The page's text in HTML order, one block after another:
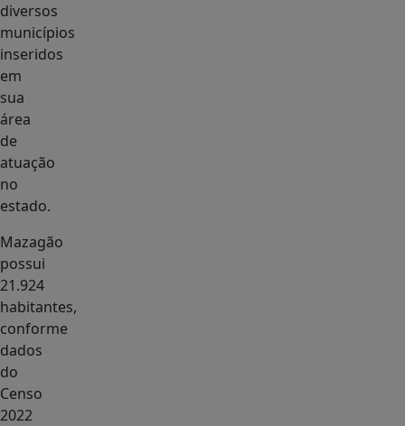
diversos
municípios
inseridos
em
sua
área
de
atuação
no
estado.
Mazagão
possui
21.924
habitantes,
conforme
dados
do
Censo
2022